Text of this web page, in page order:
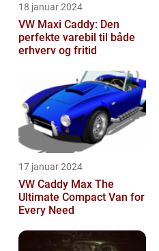
18 januar 2024
VW Maxi Caddy: Den
perfekte varebil til både
erhverv og fritid
17 januar 2024
VW Caddy Max The
Ultimate Compact Van for
Every Need